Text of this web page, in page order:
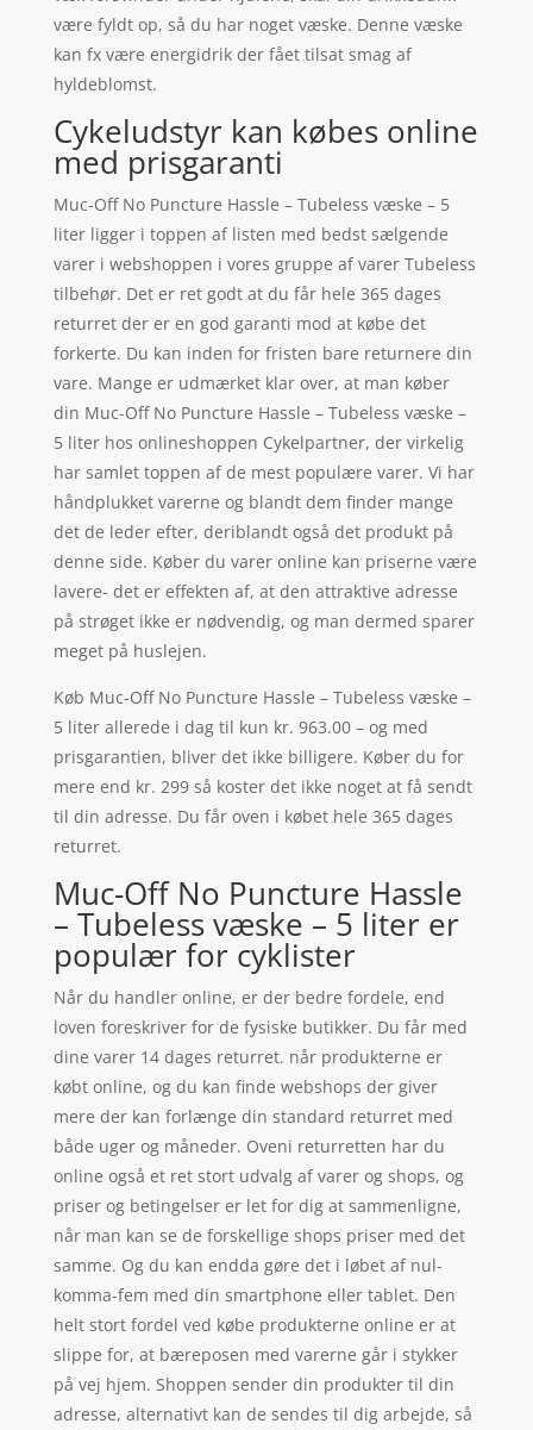
være fyldt op, så du har noget væske. Denne væske
kan fx være energidrik der fået tilsat smag af
hyldeblomst.
Cykeludstyr kan købes online
med prisgaranti
Muc-Off No Puncture Hassle – Tubeless væske – 5
liter ligger i toppen af listen med bedst sælgende
varer i webshoppen i vores gruppe af varer Tubeless
tilbehør. Det er ret godt at du får hele 365 dages
returret der er en god garanti mod at købe det
forkerte. Du kan inden for fristen bare returnere din
vare. Mange er udmærket klar over, at man køber
din Muc-Off No Puncture Hassle – Tubeless væske –
5 liter hos onlineshoppen Cykelpartner, der virkelig
har samlet toppen af de mest populære varer. Vi har
håndplukket varerne og blandt dem finder mange
det de leder efter, deriblandt også det produkt på
denne side. Køber du varer online kan priserne være
lavere- det er effekten af, at den attraktive adresse
på strøget ikke er nødvendig, og man dermed sparer
meget på huslejen.
Køb Muc-Off No Puncture Hassle – Tubeless væske –
5 liter allerede i dag til kun kr. 963.00 – og med
prisgarantien, bliver det ikke billigere. Køber du for
mere end kr. 299 så koster det ikke noget at få sendt
til din adresse. Du får oven i købet hele 365 dages
returret.
Muc-Off No Puncture Hassle
– Tubeless væske – 5 liter er
populær for cyklister
Når du handler online, er der bedre fordele, end
loven foreskriver for de fysiske butikker. Du får med
dine varer 14 dages returret. når produkterne er
købt online, og du kan finde webshops der giver
mere der kan forlænge din standard returret med
både uger og måneder. Oveni returretten har du
online også et ret stort udvalg af varer og shops, og
priser og betingelser er let for dig at sammenligne,
når man kan se de forskellige shops priser med det
samme. Og du kan endda gøre det i løbet af nul-
komma-fem med din smartphone eller tablet. Den
helt stort fordel ved købe produkterne online er at
slippe for, at bæreposen med varerne går i stykker
på vej hjem. Shoppen sender din produkter til din
adresse, alternativt kan de sendes til dig arbejde, så